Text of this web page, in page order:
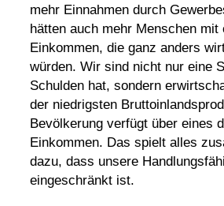
mehr Einnahmen durch
hätten auch mehr Menschen mit
Einkommen, die ganz anders
würden. Wir sind nicht nur eine
Schulden hat, sondern
der niedrigsten
Bevölkerung verfügt über eines
Einkommen. Das spielt alles
dazu, dass unsere
eingeschränkt ist.